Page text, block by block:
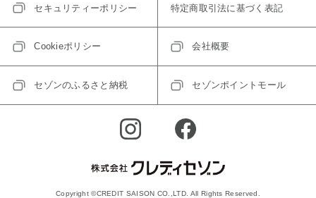
セキュリティーポリシー 特定商取引法に基づく表記
Cookieポリシー 会社概要
セゾンのふるさと納税 セゾンポイントモール
Copyright ©CREDIT SAISON CO.,LTD. All Rights Reserved.